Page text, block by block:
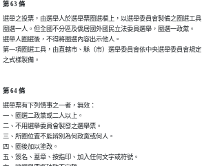
第 63 條
選舉之投票，由選舉人於選舉票圈選欄上，以選舉委員會製備之圈選工具
圈選一人。但全國不分區及僑居國外國民立法委員選舉，圈選一政黨。
選舉人圈選後，不得將圈選內容出示他人。
第一項圈選工具，由直轄市、縣（市）選舉委員會依中央選舉委員會規定
之式樣製備。
第 64 條
選舉票有下列情事之一者，無效：
一、圈選二政黨或二人以上。
二、不用選舉委員會製發之選舉票。
三、所圈位置不能辨別為何政黨或何人。
四、圈後加以塗改。
五、簽名、蓋章、按指印、加入任何文字或符號。